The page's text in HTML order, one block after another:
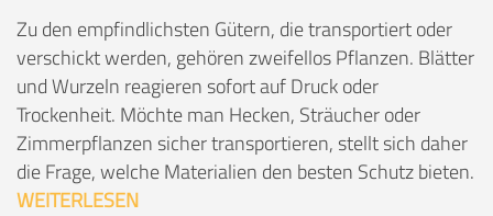
Zu den empfindlichsten Gütern, die transportiert oder
verschickt werden, gehören zweifellos Pflanzen. Blätter
und Wurzeln reagieren sofort auf Druck oder
Trockenheit. Möchte man Hecken, Sträucher oder
Zimmerpflanzen sicher transportieren, stellt sich daher
die Frage, welche Materialien den besten Schutz bieten.
WEITERLESEN